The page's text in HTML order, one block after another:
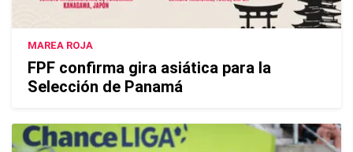
MAREA ROJA
FPF confirma gira asiática para la
Selección de Panamá